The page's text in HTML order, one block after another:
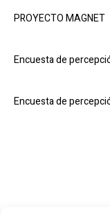
PROYECTO MAGNET
Encuesta de
Encuesta de